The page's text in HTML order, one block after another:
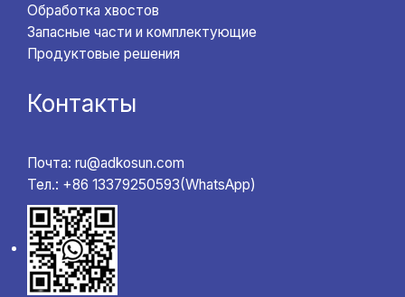
Обработка хвостов
Запасные части и комплектующие
Продуктовые решения
Контакты
Почта: ru@adkosun.com
Тел.: +86 13379250593(WhatsApp)